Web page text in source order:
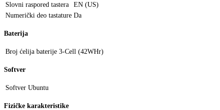
Slovni raspored tastera
EN (US)
Numerički deo tastature Da
Baterija
Broj ćelija baterije 3-Cell (42WHr)
Softver
Softver Ubuntu
Fizičke karakteristike